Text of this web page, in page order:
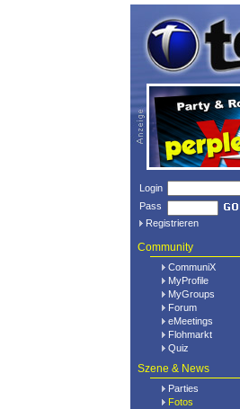
Login
Pass
Registrieren
Community
CommuniX
MyProfile
MyGroups
Forum
eMeetings
Flohmarkt
Quiz
Szene & News
Parties
Fotos